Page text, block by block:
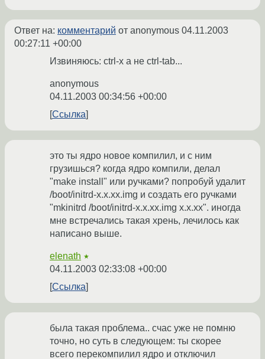
Ответ на: комментарий от anonymous 04.11.2003
00:27:11 +00:00
Извиняюсь: ctrl-x а не ctrl-tab...
anonymous
04.11.2003 00:34:56 +00:00
Ссылка
это ты ядро новое компилил, и с ним
грузишься? когда ядро компили, делал
"make install" или ручками? попробуй удалит
/boot/initrd-x.x.xx.img и создать его ручками
"mkinitrd /boot/initrd-x.x.xx.img x.x.xx". иногда
мне встречались такая хрень, лечилось как
написано выше.
elenath ★
04.11.2003 02:33:08 +00:00
Ссылка
была такая проблема.. счас уже не помню
точно, но суть в следующем: ты скорее
всего перекомпилил ядро и отключил